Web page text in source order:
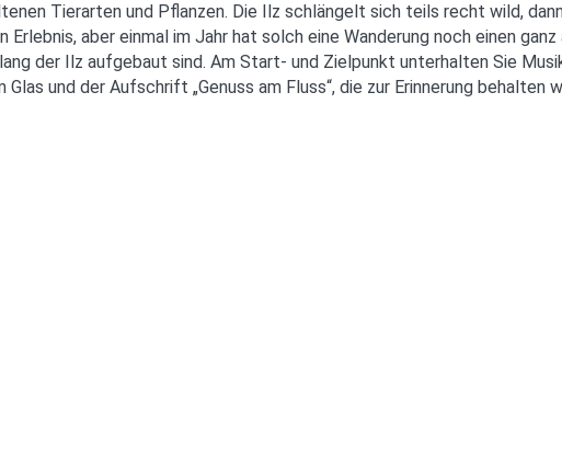
Tierarten und Pflanzen. Die Ilz schlängelt sich teils recht wild,
aber einmal im Jahr hat solch eine Wanderung noch einen
der Ilz aufgebaut sind. Am Start- und Zielpunkt unterhalten Sie
und der Aufschrift „Genuss am Fluss“, die zur Erinnerung